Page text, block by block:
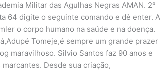
Militar das Agulhas Negras AMAN. 2º
64 digite o seguinte comando e dê enter. A
o corpo humano na saúde e na doença.
Tomeje,é sempre um grande prazer
maravilhoso. Silvio Santos faz 90 anos e
Desde sua criação,